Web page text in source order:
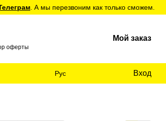
. А мы перезвоним как только сможем.
оферты
Мой заказ
Рус Вход